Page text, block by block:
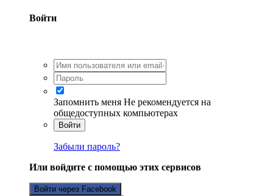
Войти
Запомнить меня Не рекомендуется на
общедоступных компьютерах
Войти
Забыли пароль?
Или войдите с помощью этих сервисов
Войти через Facebook